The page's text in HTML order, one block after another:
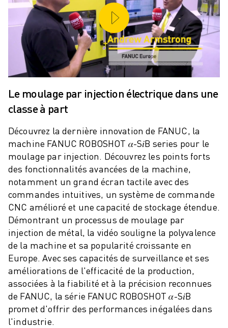
COÛT TOTAL D'UNE ROBOSHOT
MACHINES D'ÉLECTROÉROSION PAR FIL
ROBOCUT MACHINES D'ÉLECTROÉROSION À FIL
ROBOCUT MATÉRIEL
LOGICIEL ROBOCUT
ROBOCUT MAINTENANCE PRÉVENTIVE
DURABILITÉ DU ROBOCUT
SOLUTIONS IIOT
DES SOLUTIONS D'USINE INTELLIGENTE POUR AMÉLIORER
ENREGISTREMENT DU PRODUIT "
TÉMOIGNAGES
SOLUTIONS
INDUSTRIES
TOUTES LES INDUSTRIES
AÉROSPATIALE
AUTOMOBILE
VÉHICULES ÉLECTRIQUES
ÉLECTRONIQUE
ALIMENTATION ET BOISSONS
PLASTIQUES
ENTREPOSAGE, LOGISTIQUE, POSTE ET COLIS
APPLICATIONS
Le moulage par injection électrique dans une
classe à part
Découvrez la dernière innovation de FANUC, la
machine FANUC ROBOSHOT 𝛼-S𝑖B series pour le
moulage par injection. Découvrez les points forts
des fonctionnalités avancées de la machine,
notamment un grand écran tactile avec des
commandes intuitives, un système de commande
CNC amélioré et une capacité de stockage étendue.
Démontrant un processus de moulage par
injection de métal, la vidéo souligne la polyvalence
de la machine et sa popularité croissante en
Europe. Avec ses capacités de surveillance et ses
améliorations de l'efficacité de la production,
associées à la fiabilité et à la précision reconnues
de FANUC, la série FANUC ROBOSHOT 𝛼-S𝑖B
promet d'offrir des performances inégalées dans
l'industrie.